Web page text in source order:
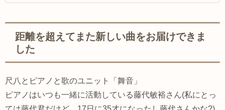
距離を超えてまた新しい曲をお届けできま
した
尺八とピアノと歌のユニット「舞音」
ピアノはいつも一緒に活動している藤代敏裕さん(私にとっ